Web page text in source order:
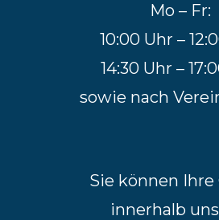
Mo – Fr:
10:00 Uhr –
14:30 Uhr –
sowie nach
Sie können Ihre
innerhalb